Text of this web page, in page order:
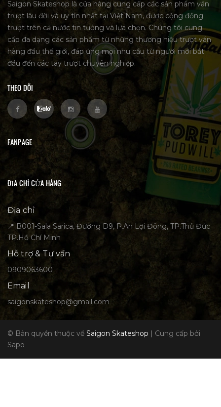
Saigon Skateshop là cửa hàng cung cấp các sản phẩm ván
trượt lâu đời và uy tín nhất tại Việt Nam, được cộng đồng
trượt trên cả nước tin tưởng và lựa chọn. Chúng tôi cung
cấp đa dạng các sản phẩm từ những thương hiệu trượt ván
hàng đầu thế giới, đáp ứng mọi nhu cầu từ người mới bắt
đầu đến các tay trượt chuyên nghiệp.
THEO DÕI
FANPAGE
ĐỊA CHỈ CỬA HÀNG
Địa chỉ
📍 B001-Sala Sarica, Đường D9, P.An Lợi Đông, TP.Thủ Đức
TP.Hồ Chí Minh
Hỗ trợ & Tư vấn
0909063600
Email
saigonskateshop@gmail.com
© Bản quyền thuộc về Saigon Skateshop | Cung cấp bởi
Sapo